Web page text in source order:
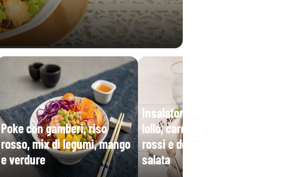
Poke con gamberi, riso
rosso, mix di legumi, mango
e verdure
Insalatona base iceberg e
lollo, carote, mais, fagioli
rossi e decorata con ricotta
salata